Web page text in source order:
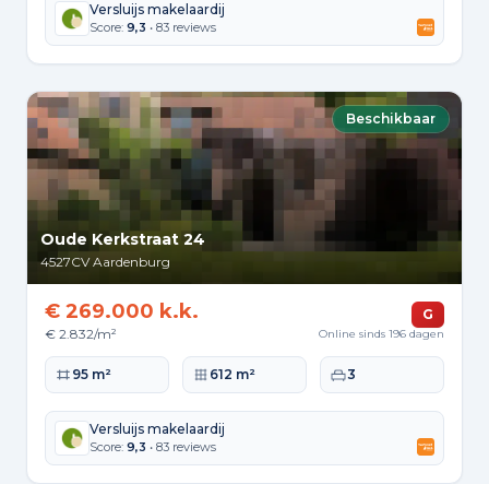
Versluijs makelaardij
Score: 9,3 • 83 reviews
Beschikbaar
Oude Kerkstraat 24
4527CV Aardenburg
€ 269.000 k.k.
€ 2.832/m²
G
Online sinds 196 dagen
Woonoppervlakte
95 m² Perceeloppervlakte
612 m² Slaapkamers
3
Versluijs makelaardij
Score: 9,3 • 83 reviews